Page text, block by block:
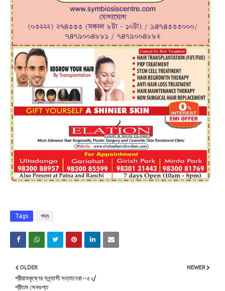
Tags গদ্য
NEWER
OLDER
শ্রীরামকৃষ্ণের সন্ন্যাসী সন্তানেরা--৫২/
প্রীতম সেনগুপ্ত